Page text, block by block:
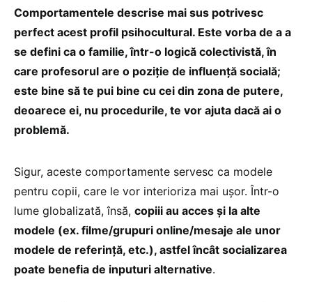
Comportamentele descrise mai sus potrivesc
perfect acest profil psihocultural. Este vorba de a a
se defini ca o familie, într-o logică colectivistă, în
care profesorul are o poziție de influență socială;
este bine să te pui bine cu cei din zona de putere,
deoarece ei, nu procedurile, te vor ajuta dacă ai o
problemă.
Sigur, aceste comportamente servesc ca modele
pentru copii, care le vor interioriza mai ușor. Într-o
lume globalizată, însă, copiii au acces și la alte
modele (ex. filme/grupuri online/mesaje ale unor
modele de referință, etc.), astfel încât socializarea
poate benefia de inputuri alternative.